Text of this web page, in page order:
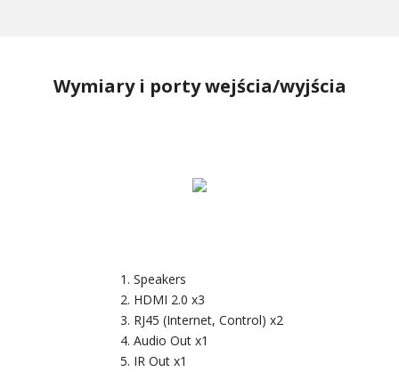
Wymiary i porty wejścia/wyjścia
Speakers
HDMI 2.0 x3
RJ45 (Internet, Control) x2
Audio Out x1
IR Out x1